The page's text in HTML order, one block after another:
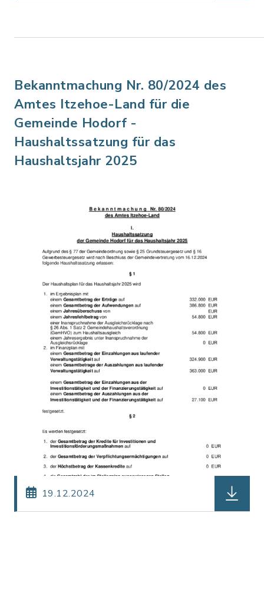
Bekanntmachung Nr. 80/2024 des
Amtes Itzehoe-Land für die
Gemeinde Hodorf -
Haushaltssatzung für das
Haushaltsjahr 2025
19.12.2024